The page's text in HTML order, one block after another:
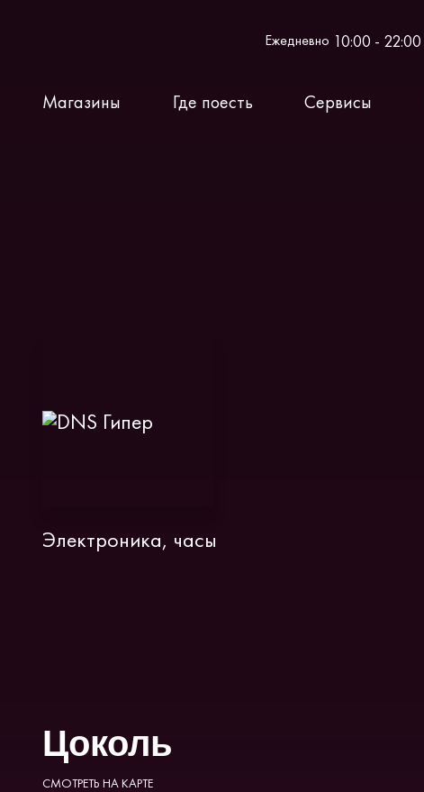
Ежедневно 10:00 - 22:00
Магазины Где поесть Сервисы
Электроника, часы
Цоколь
СМОТРЕТЬ НА КАРТЕ